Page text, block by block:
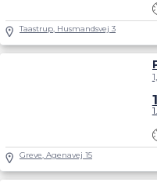
Taastrup, Husmandsvej 3
Greve, Agenavej 15